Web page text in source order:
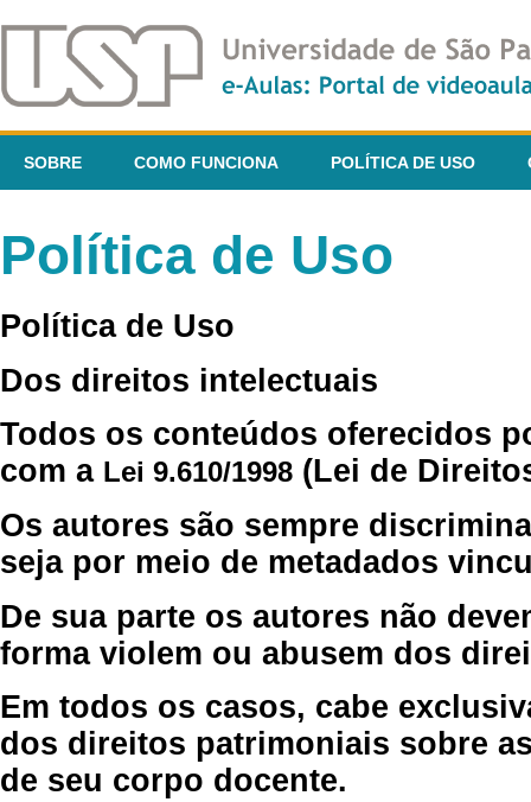
SOBRE COMO FUNCIONA POLÍTICA DE USO
Política de Uso
Política de Uso
Dos direitos intelectuais
Todos os conteúdos oferecidos
com a Lei 9.610/1998 (Lei de
Os autores são sempre
seja por meio de metadados
De sua parte os autores não
forma violem ou abusem dos
Em todos os casos, cabe
dos direitos patrimoniais sobre
de seu corpo docente.